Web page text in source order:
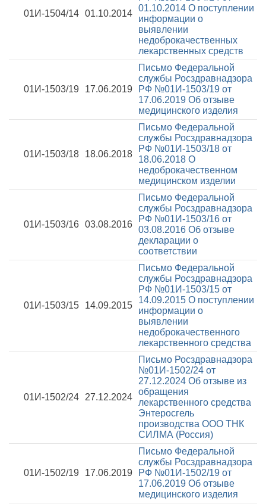
01И-1504/14 01.10.2014
01.10.2014 О поступлении
информации о
выявлении
недоброкачественных
лекарственных средств
01И-1503/19 17.06.2019
Письмо Федеральной
службы Росздравнадзора
РФ №01И-1503/19 от
17.06.2019 Об отзыве
медицинского изделия
01И-1503/18 18.06.2018
Письмо Федеральной
службы Росздравнадзора
РФ №01И-1503/18 от
18.06.2018 О
недоброкачественном
медицинском изделии
01И-1503/16 03.08.2016
Письмо Федеральной
службы Росздравнадзора
РФ №01И-1503/16 от
03.08.2016 Об отзыве
декларации о
соответствии
01И-1503/15 14.09.2015
Письмо Федеральной
службы Росздравнадзора
РФ №01И-1503/15 от
14.09.2015 О поступлении
информации о
выявлении
недоброкачественного
лекарственного средства
01И-1502/24 27.12.2024
Письмо Росздравнадзора
№01И-1502/24 от
27.12.2024 Об отзыве из
обращения
лекарственного средства
Энтеросгель
производства ООО ТНК
СИЛМА (Россия)
01И-1502/19 17.06.2019
Письмо Федеральной
службы Росздравнадзора
РФ №01И-1502/19 от
17.06.2019 Об отзыве
медицинского изделия